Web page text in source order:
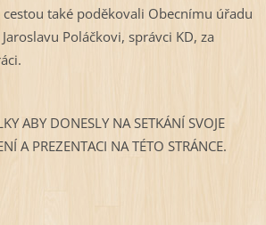
také poděkovali Obecnímu úřadu
Poláčkovi, správci KD, za
ABY DONESLY NA SETKÁNÍ SVOJE
A PREZENTACI NA TÉTO STRÁNCE.